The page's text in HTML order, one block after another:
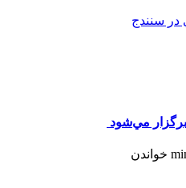
در سنندج
مي‌شود
خواندن